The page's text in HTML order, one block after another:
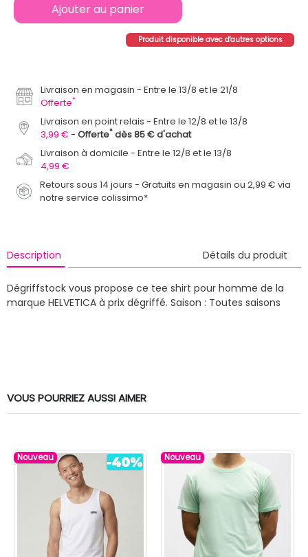
Ajouter au panier
Produit disponible avec d'autres options
Livraison en magasin
Entre le 13/8 et le 21/8
Offerte*
Livraison en point relais
Entre le 12/8 et le 13/8
3,99 €
Offerte* dès 85 € d'achat
Livraison à domicile
Entre le 12/8 et le 13/8
4,99 €
Retours sous 14 jours - Gratuits en magasin ou 2,99 € via
notre service colissimo*
Description Détails du produit
Dégriffstock vous propose ce tee shirt pour homme de la
marque HELVETICA à prix dégriffé. Saison : Toutes saisons
VOUS POURRIEZ AUSSI AIMER
Nouveau Nouveau